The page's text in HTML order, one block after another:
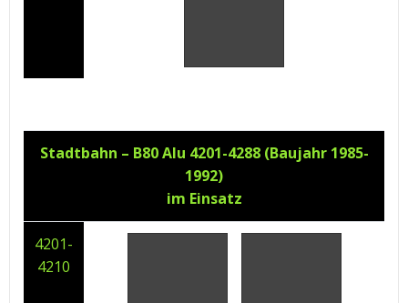
Stadtbahn – B80 Alu 4201-4288 (Baujahr 1985-
1992)
im Einsatz
4201-
4210